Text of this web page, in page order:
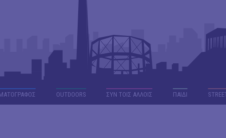
OUTDΟORS ΣΥΝ ΤΟΙΣ ΑΛΛΟΙΣ ΠΑΙΔΙ